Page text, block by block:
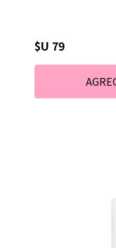
$U 79